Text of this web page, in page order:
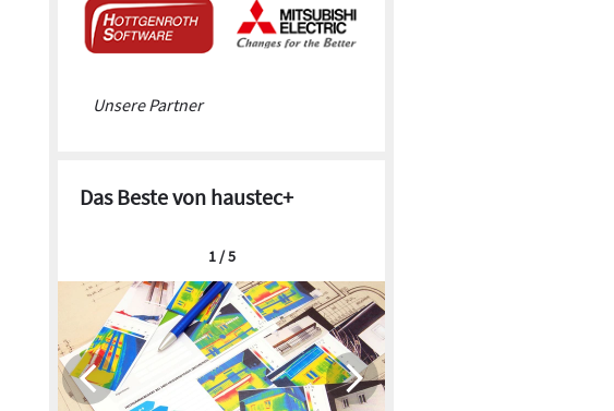
Unsere Partner
Das Beste von haustec+
1 / 5